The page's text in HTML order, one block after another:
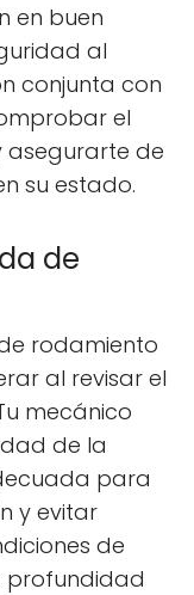
en buen
al
conjunta con
el
asegurarte de
su estado.
de
rodamiento
al revisar el
mecánico
de la
para
y evitar
de
profundidad